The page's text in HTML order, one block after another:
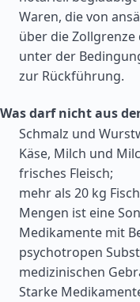
Waren, die von
über die
unter der
zur Rückführung.
Was darf nicht aus
Schmalz und
Käse, Milch und
frisches Fleisch;
mehr als 20 kg
Mengen ist eine
Medikamente mit
psychotropen
medizinischen
Starke